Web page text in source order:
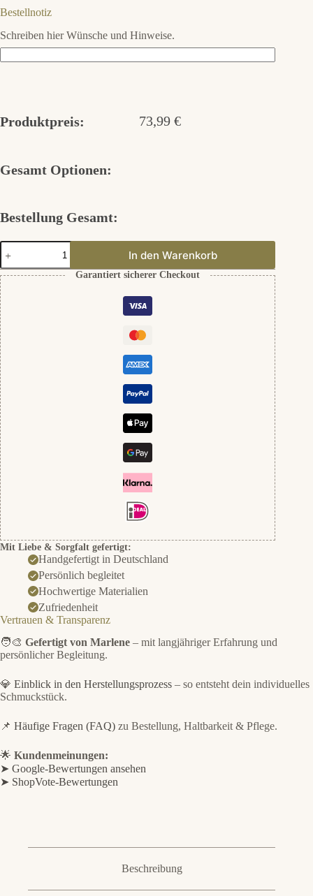
Bestellnotiz
Schreiben hier Wünsche und Hinweise.
Produktpreis: 73,99 €
Gesamt Optionen:
Bestellung Gesamt:
Herzring
925er
Silber
Menge
In den Warenkorb
Garantiert sicherer Checkout
Mit Liebe & Sorgfalt gefertigt:
Handgefertigt in Deutschland
Persönlich begleitet
Hochwertige Materialien
Zufriedenheit
Vertrauen & Transparenz
🧑‍🎨 Gefertigt von Marlene – mit langjähriger Erfahrung und
persönlicher Begleitung.
💎 Einblick in den Herstellungsprozess – so entsteht dein individuelles
Schmuckstück.
📌 Häufige Fragen (FAQ) zu Bestellung, Haltbarkeit & Pflege.
🌟 Kundenmeinungen:
➤ Google-Bewertungen ansehen
➤ ShopVote-Bewertungen
Beschreibung